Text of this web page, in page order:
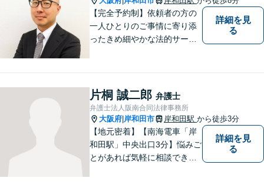
【完全予約制】依頼者の方の
一人ひとりのご事情に寄り添
ったきめ細やかな法的サービ
分無料です。
詳細を見
る
片桐 誠二郎 弁護士
弁護士法人阪南合同法律事務所
大阪府 岸和田市 岸和田駅 から徒歩3分
【地元密着】【南海電車「岸
和田駅」中央出口3分】悩みご
とがあれば気軽に相談でき
詳細を見
る